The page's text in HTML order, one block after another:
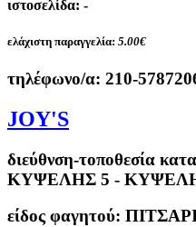
ιστοσελίδα: -
ελάχιστη παραγγελία: 5.00€
τηλέφωνο/α: 210-
JOY'S
διεύθνση-τοποθεσία
ΚΥΨΕΛΗΣ 5 -
είδος φαγητού: